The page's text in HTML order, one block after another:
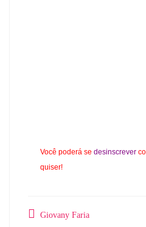
Você poderá se desinscrever
quiser!
Giovany Faria